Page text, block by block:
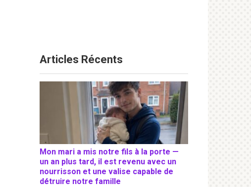
Articles Récents
Mon mari a mis notre fils à la porte —
un an plus tard, il est revenu avec un
nourrisson et une valise capable de
détruire notre famille